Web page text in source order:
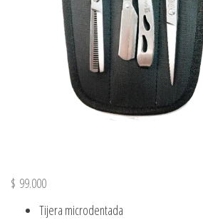
$ 99.000
Tijera microdentada